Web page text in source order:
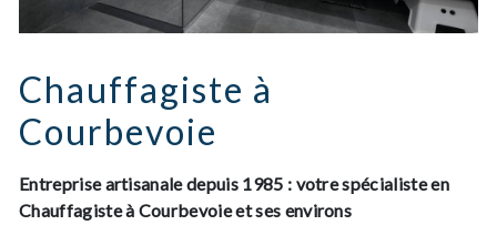
Chauffagiste à
Courbevoie
Entreprise artisanale depuis 1985 : votre spécialiste en
Chauffagiste à Courbevoie et ses environs